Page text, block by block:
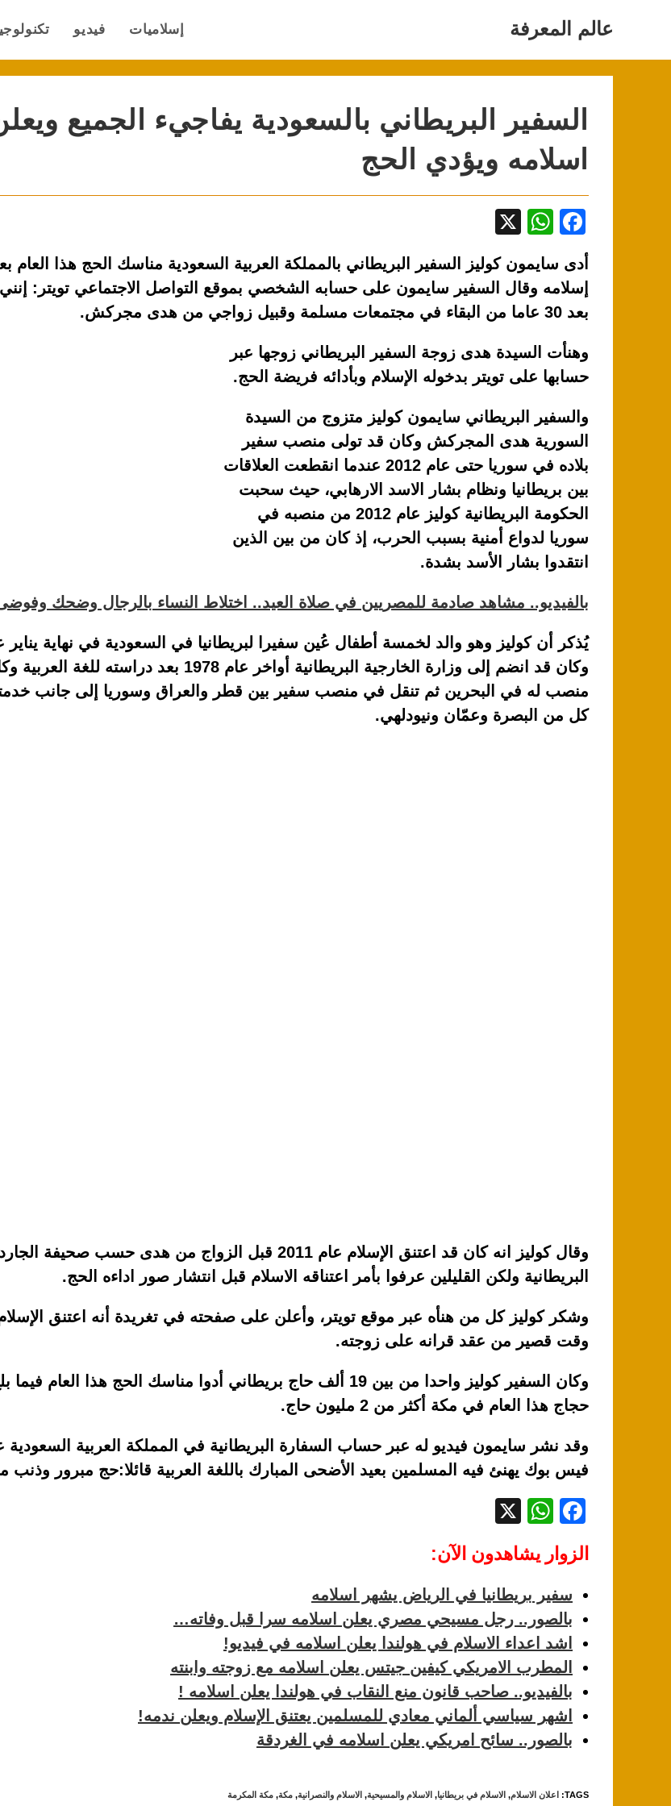
عالم المعرفة إسلاميات فيديو
السفير البريطاني بالسعودية يفاجيء الجميع
اسلامه ويؤدي الحج
F
c
e
b
o
o
W
at
s
A
p
p
أدى سايمون كوليز السفير البريطاني بالمملكة العربية السعودية مناسك الحج هذا العام
إسلامه وقال السفير سايمون على حسابه الشخصي بموقع التواصل الاجتماعي تويتر:
بعد 30 عاما من البقاء في مجتمعات مسلمة وقبيل زواجي من هدى مجركش.
وهنأت السيدة هدى زوجة السفير البريطاني زوجها عبر
حسابها على تويتر بدخوله الإسلام وبأدائه فريضة الحج.
والسفير البريطاني سايمون كوليز متزوج من السيدة
السورية هدى المجركش وكان قد تولى منصب سفير
بلاده في سوريا حتى عام 2012 عندما انقطعت العلاقات
بين بريطانيا ونظام بشار الاسد الارهابي، حيث سحبت
الحكومة البريطانية كوليز عام 2012 من منصبه في
سوريا لدواع أمنية بسبب الحرب، إذ كان من بين الذين
انتقدوا بشار الأسد بشدة.
بالفيديو.. مشاهد صادمة للمصريين في صلاة العيد.. اختلاط النساء بالرجال وضحك
وكان قد انضم إلى وزارة الخارجية البريطانية أواخر عام 1978 بعد دراسته
منصب له في البحرين ثم تنقل في منصب سفير بين قطر والعراق وسوريا إلى جانب
كل من البصرة وعمّان ونيودلهي.
وقال كوليز انه كان قد اعتنق الإسلام عام 2011 قبل الزواج من هدى حسب صحيفة
البريطانية ولكن القليلين عرفوا بأمر اعتناقه الاسلام قبل انتشار صور اداءه الحج.
وشكر كوليز كل من هنأه عبر موقع تويتر، وأعلن على صفحته في تغريدة أنه اعتنق
وقت قصير من عقد قرانه على زوجته.
وكان السفير كوليز واحدا من بين 19 ألف حاج بريطاني أدوا مناسك الحج هذا العام
حجاج هذا العام في مكة أكثر من 2 مليون حاج.
وقد نشر سايمون فيديو له عبر حساب السفارة البريطانية في المملكة العربية السعودية
فيس بوك يهنئ فيه المسلمين بعيد الأضحى المبارك باللغة العربية قائلا:حج مبرور وذنب
F
c
e
b
o
o
k
W
at
s
A
p
p
الزوار يشاهدون الآن:
سفير بريطانيا في الرياض يشهر اسلامه
بالصور.. رجل مسيحي مصري يعلن اسلامه سرا قبل وفاته…
اشد اعداء الاسلام في هولندا يعلن اسلامه في فيديو!
المطرب الامريكي كيفين جيتس يعلن اسلامه مع زوجته وابنته
بالفيديو.. صاحب قانون منع النقاب في هولندا يعلن اسلامه !
اشهر سياسي ألماني معادي للمسلمين يعتنق الإسلام ويعلن ندمه!
بالصور.. سائح امريكي يعلن اسلامه في الغردقة
TAGS
: اعلان الاسلام, الاسلام في بريطانيا, الاسلام والمسيحية, الاسلام والنصرانية, مكة, مكة المكرمة